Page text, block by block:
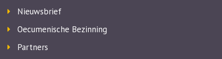
Nieuwsbrief
Oecumenische Bezinning
Partners